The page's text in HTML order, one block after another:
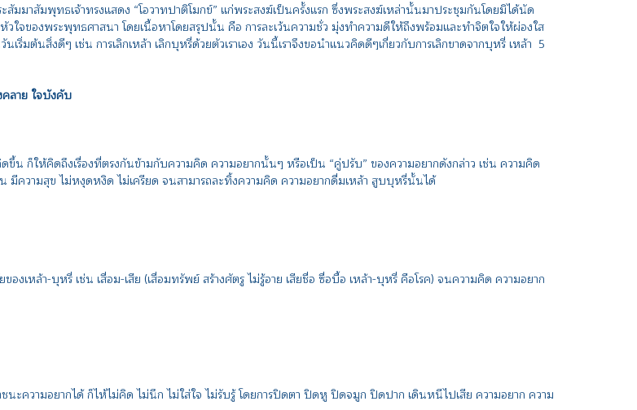
สัมพุทธเจ้าทรงแสดง “โอวาทปาติโมกข์” แก่พระสงฆ์เป็นครั้งแรก ซึ่งพระสงฆ์เหล่านั้นมาประชุมกันโดยมิได้นัด
ของพระพุทธศาสนา โดยเนื้อหาโดยสรุปนั้น คือ การละเว้นความชั่ว มุ่งทำความดีให้ถึงพร้อมและทำจิตใจให้ผ่องใส
ต้นสิ่งดีๆ เช่น การเลิกเหล้า เลิกบุหรี่ด้วยตัวเราเอง วันนี้เราจึงขอนำแนวคิดดีๆเกี่ยวกับการเลิกขาดจากบุหรี่ เหล้า 5
ลาย ใจบังคับ
น ก็ให้คิดถึงเรื่องที่ตรงกันข้ามกับความคิด ความอยากนั้นๆ หรือเป็น “คู่ปรับ” ของความอยากดังกล่าว เช่น ความคิด
ความสุข ไม่หงุดหงิด ไม่เครียด จนสามารถละทิ้งความคิด ความอยากดื่มเหล้า สูบบุหรี่นั้นได้
เหล้า-บุหรี่ เช่น เสื่อม-เสีย (เสื่อมทรัพย์ สร้างศัตรู ไม่รู้อาย เสียชื่อ ซื่อบื้อ เหล้า-บุหรี่ คือโรค) จนความคิด ความอยาก
ะความอยากได้ ก็ไห้ไม่คิด ไม่นึก ไม่ใส่ใจ ไม่รับรู้ โดยการปิดตา ปิดหู ปิดจมูก ปิดปาก เดินหนีไปเสีย ความอยาก ความ